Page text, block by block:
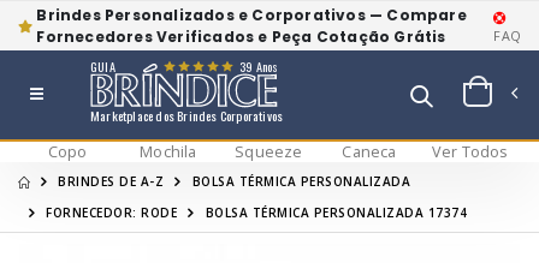
Brindes Personalizados e Corporativos — Compare
Fornecedores Verificados e Peça Cotação Grátis
FAQ
Marketplace dos Brindes Corporativos
GUIA 39 Anos
Copo Mochila Squeeze Caneca Ver Todos
BRINDES DE A-Z
BOLSA TÉRMICA PERSONALIZADA
FORNECEDOR: RODE
BOLSA TÉRMICA PERSONALIZADA 17374